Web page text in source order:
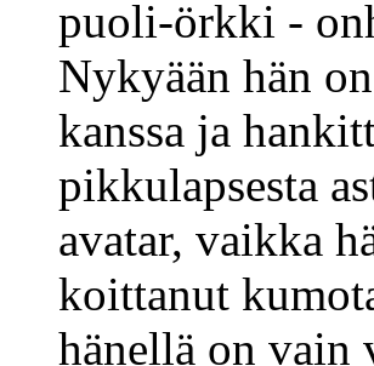
puoli-örkki -
Nykyään hän
kanssa ja
pikkulapsesta
avatar, vaikka
koittanut
hänellä on vain